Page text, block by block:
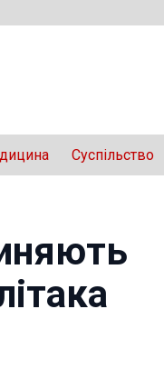
Суспільство